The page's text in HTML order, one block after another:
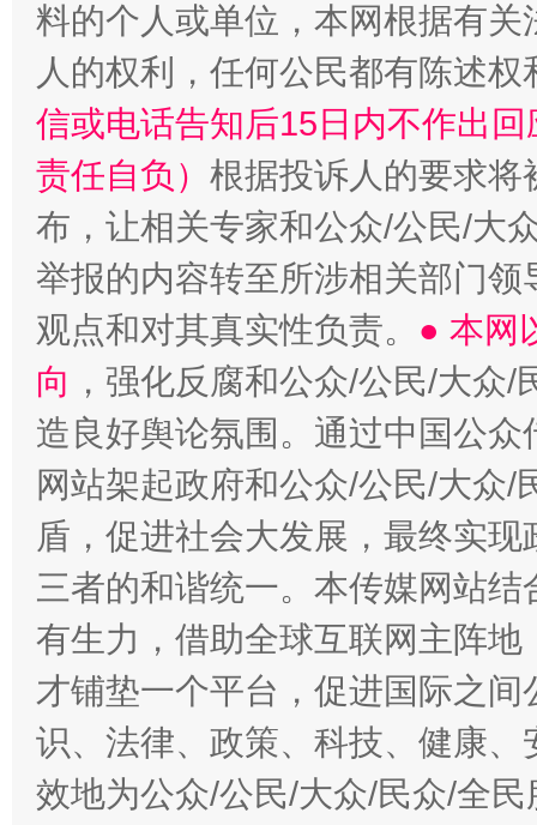
料的个人或单位，本网根据有
人的权利，任何公民都有陈述
信或电话告知后15日内不作出
责任自负） 根据投诉人的要求将
布，让相关专家和公众/公民/大
举报的内容转至所涉相关部门
观点和对其真实性负责。 ● 本网
向 ，强化反腐和公众/公民/大众
造良好舆论氛围。通过中国公
网站架起政府和公众/公民/大众
盾，促进社会大发展，最终实
三者的和谐统一。本传媒网站
有生力，借助全球互联网主阵
才铺垫一个平台，促进国际之
识、法律、政策、科技、健康
效地为公众/公民/大众/民众/全